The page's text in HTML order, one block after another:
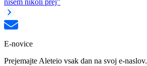
nisem nikoli prej"
E-novice
Prejemajte Aleteio vsak dan na svoj e-naslov.